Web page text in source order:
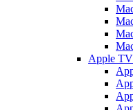
Apple TV